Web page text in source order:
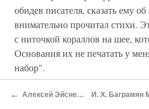
обидев писателя, сказать ему
внимательно прочитал стихи.
с ниточкой кораллов на шее,
Основания их не печатать у
набор".
И хотя я не сказал Илье
← Алексей Эйснер В Испании